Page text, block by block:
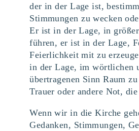
der in der Lage ist,
Stimmungen zu wecken
Er ist in der Lage, in
führen, er ist in der Lage,
Feierlichkeit mit zu
in der Lage, im wörtlichen
übertragenen Sinn Raum
Trauer oder andere Not,
Wenn wir in die Kirche
Gedanken, Stimmungen,